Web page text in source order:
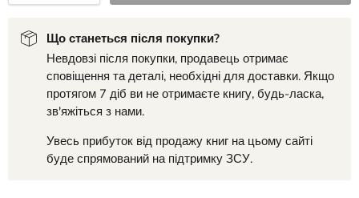
Що станеться після покупки?
Невдовзі після покупки, продавець отримає
сповіщення та деталі, необхідні для доставки. Якщо
протягом 7 діб ви не отримаєте книгу, будь-ласка,
зв'яжіться з нами.
Увесь прибуток від продажу книг на цьому сайті
буде спрямований на підтримку ЗСУ.